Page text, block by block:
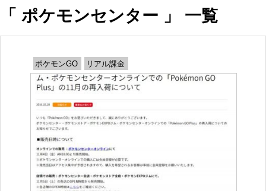
「 ポケモンセンター 」 一覧
ポケモンGO リアル課金